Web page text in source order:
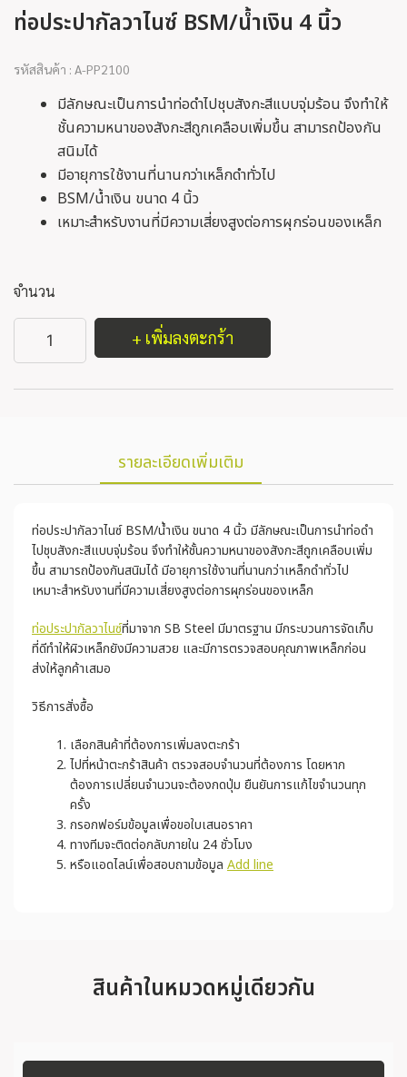
ท่อประปากัลวาไนซ์ BSM/น้ำเงิน 4 นิ้ว
รหัสสินค้า : A-PP2100
มีลักษณะเป็นการนำท่อดำไปชุบสังกะสีแบบจุ่มร้อน จึงทำให้
ชั้นความหนาของสังกะสีถูกเคลือบเพิ่มขึ้น สามารถป้องกัน
สนิมได้
มีอายุการใช้งานที่นานกว่าเหล็กดำทั่วไป
BSM/น้ำเงิน ขนาด 4 นิ้ว
เหมาะสำหรับงานที่มีความเสี่ยงสูงต่อการผุกร่อนของเหล็ก
จำนวน
+ เพิ่มลงตะกร้า
รายละเอียดเพิ่มเติม
ท่อประปากัลวาไนซ์ BSM/น้ำเงิน ขนาด 4 นิ้ว มีลักษณะเป็นการนำท่อดำ
ไปชุบสังกะสีแบบจุ่มร้อน จึงทำให้ชั้นความหนาของสังกะสีถูกเคลือบเพิ่ม
ขึ้น สามารถป้องกันสนิมได้ มีอายุการใช้งานที่นานกว่าเหล็กดำทั่วไป
เหมาะสำหรับงานที่มีความเสี่ยงสูงต่อการผุกร่อนของเหล็ก
ท่อประปากัลวาไนซ์ที่มาจาก SB Steel มีมาตรฐาน มีกระบวนการจัดเก็บ
ที่ดีทำให้ผิวเหล็กยังมีความสวย และมีการตรวจสอบคุณภาพเหล็กก่อน
ส่งให้ลูกค้าเสมอ
วิธีการสั่งซื้อ
เลือกสินค้าที่ต้องการเพิ่มลงตะกร้า
ไปที่หน้าตะกร้าสินค้า ตรวจสอบจำนวนที่ต้องการ โดยหาก
ต้องการเปลี่ยนจำนวนจะต้องกดปุ่ม ยืนยันการแก้ไขจำนวนทุก
ครั้ง
กรอกฟอร์มข้อมูลเพื่อขอใบเสนอราคา
ทางทีมจะติดต่อกลับภายใน 24 ชั่วโมง
หรือแอดไลน์เพื่อสอบถามข้อมูล Add line
สินค้าในหมวดหมู่เดียวกัน